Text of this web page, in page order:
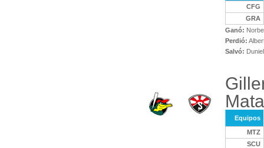
CFG
GRA
Ganó:
Perdió:
Salvó:
Equipos
MTZ
SCU